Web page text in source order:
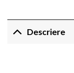
Descriere